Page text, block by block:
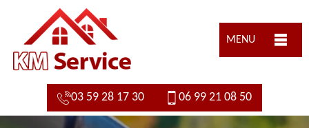
MENU
03 59 28 17 30 06 99 21 08 50